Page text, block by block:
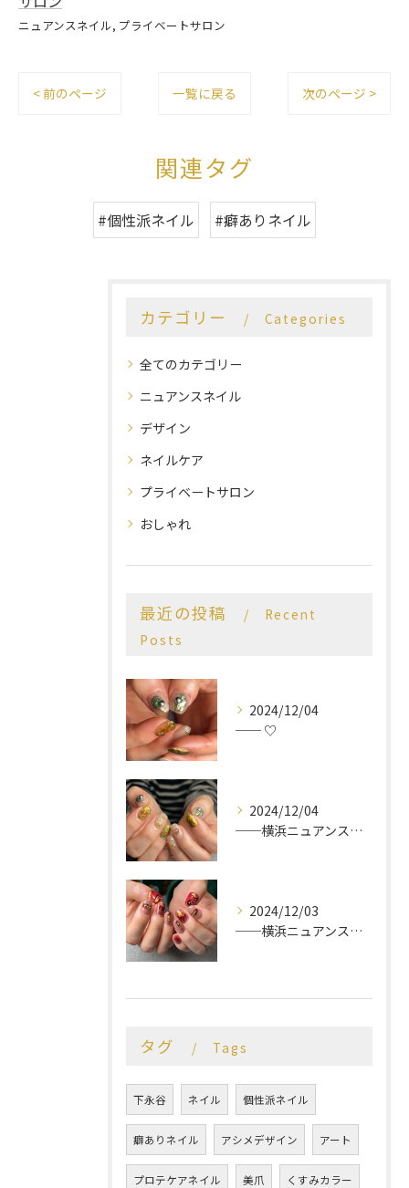
ニュアンスネイル プライベートサロン
< 前のページ 一覧に戻る 次のページ >
関連タグ
#個性派ネイル #癖ありネイル
カテゴリー Categories
全てのカテゴリー
ニュアンスネイル
デザイン
ネイルケア
プライベートサロン
おしゃれ
最近の投稿
Recent
Posts
2024/12/04
── ♡
2024/12/04
──横浜ニュアンスネイルサロン♡
2024/12/03
──横浜ニュアンスネイルサロン♡
タグ Tags
下永谷 ネイル 個性派ネイル
癖ありネイル アシメデザイン アート
プロテケアネイル 美爪 くすみカラー